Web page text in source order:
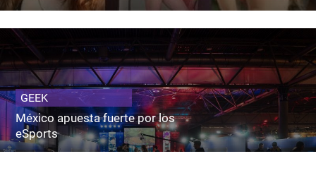
GEEK
México apuesta fuerte por los
eSports